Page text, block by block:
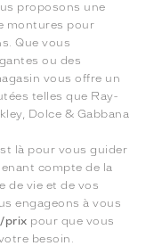
proposons une
montures pour
Que vous
ou des
vous offre un
telles que Ray-
Dolce & Gabbana
là pour vous guider
compte de la
de vie et de vos
engageons à vous
prix pour que vous
besoin.